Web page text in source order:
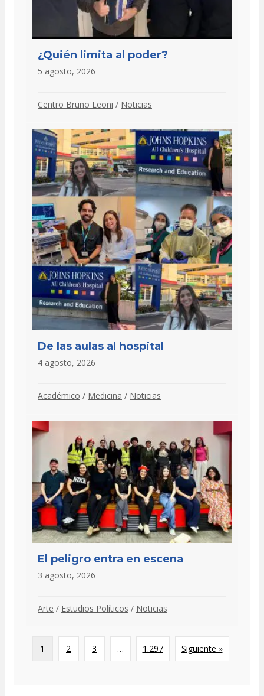
¿Quién limita al poder?
5 agosto, 2026
Centro Bruno Leoni / Noticias
De las aulas al hospital
4 agosto, 2026
Académico / Medicina / Noticias
El peligro entra en escena
3 agosto, 2026
Arte / Estudios Políticos / Noticias
1 2 3 … 1.297 Siguiente »